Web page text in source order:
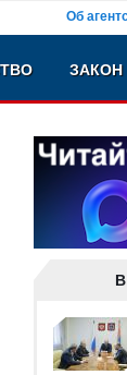
Об
ЗАКОН